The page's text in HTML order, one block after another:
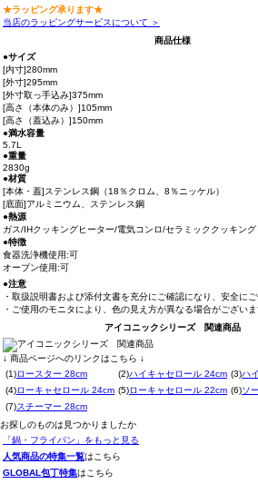
★ラッピング承ります★
当店のラッピングサービスについて ＞
商品仕様
●サイズ
[内寸]280mm
[外寸]295mm
[外寸取っ手込み]375mm
[高さ（本体のみ）]105mm
[高さ（蓋込み）]150mm
●満水容量
5.7L
●重量
2830g
●材質
[本体・蓋]ステンレス鋼（18％クロム、8％ニッケル）
[底面]アルミニウム、ステンレス鋼
●熱源
ガス/IHクッキングヒーター/電気コンロ/セラミッククッキン
●特徴
食器洗浄機使用:可
オーブン使用:可
●注意
・取扱説明書および添付文書を充分にご確認になり、安全に
・ご使用のモニタにより、色の見え方が異なる場合がござい
アイコニックシリーズ 関連商品
↓ 商品ページへのリンクはこちら ↓
(1)ロースター 28cm (2)ハイキャセロール 24cm (3)ハ
(4)ローキャセロール 24cm (5)ローキャセロール 22cm (6)ソ
(7)スチーマー 28cm
お探しのものは見つかりましたか
「鍋・フライパン」をもっと見る
人気商品の特集一覧はこちら
GLOBAL包丁特集はこちら